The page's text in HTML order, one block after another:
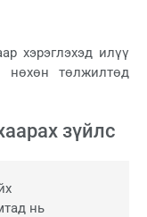
хэрэглэхэд илүү
нөхөн төлжилтөд
зүйлс
нь